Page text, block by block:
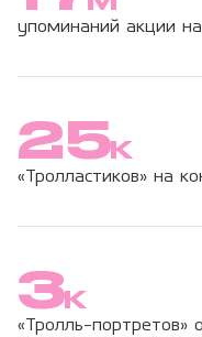
упоминаний акции
25
K
«Тролластиков» на
3
K
«Тролль-портретов»